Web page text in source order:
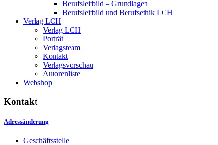
Berufsleitbild – Grundlagen
Berufsleitbild und Berufsethik LCH
Verlag LCH
Verlag LCH
Porträt
Verlagsteam
Kontakt
Verlagsvorschau
Autorenliste
Webshop
Kontakt
Adressänderung
Geschäftsstelle